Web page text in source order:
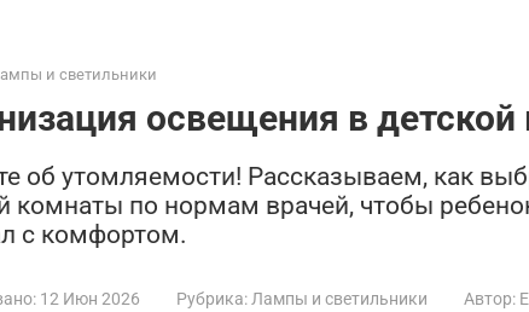
и светильники
освещения в детской
об утомляемости! Рассказываем, как
комнаты по нормам врачей, чтобы
с комфортом.
12 Июн 2026 Рубрика: Лампы и светильники Автор: